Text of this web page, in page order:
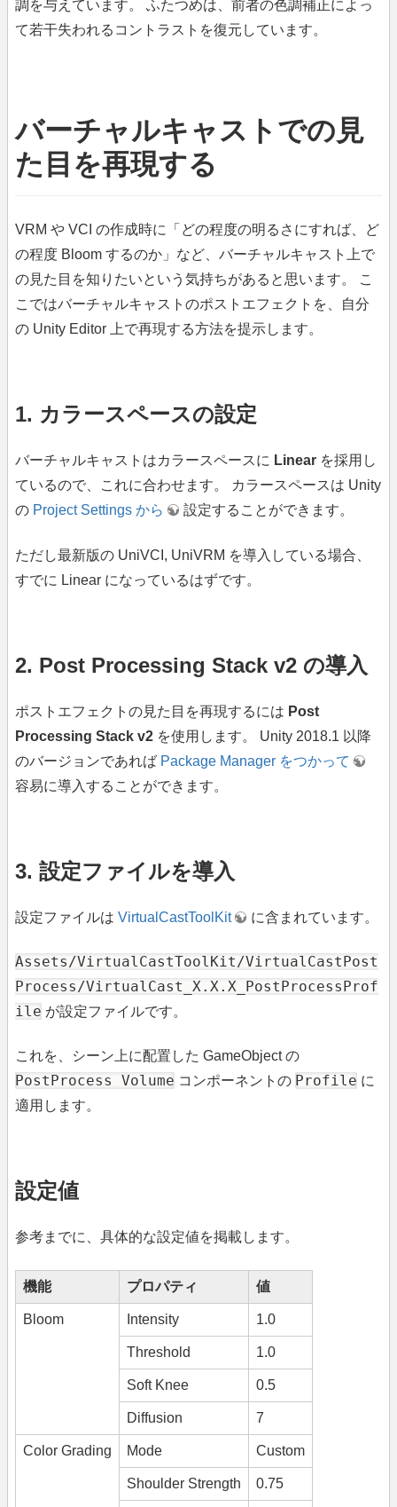
調を与えています。 ふたつめは、前者の色調補正によっ
て若干失われるコントラストを復元しています。
バーチャルキャストでの見
た目を再現する
VRM や VCI の作成時に「どの程度の明るさにすれば、ど
の程度 Bloom するのか」など、バーチャルキャスト上で
の見た目を知りたいという気持ちがあると思います。 こ
こではバーチャルキャストのポストエフェクトを、自分
の Unity Editor 上で再現する方法を提示します。
1. カラースペースの設定
バーチャルキャストはカラースペースに Linear を採用し
ているので、これに合わせます。 カラースペースは Unity
の Project Settings から 設定することができます。
ただし最新版の UniVCI, UniVRM を導入している場合、
すでに Linear になっているはずです。
2. Post Processing Stack v2 の導入
ポストエフェクトの見た目を再現するには Post
Processing Stack v2 を使用します。 Unity 2018.1 以降
のバージョンであれば Package Manager をつかって
容易に導入することができます。
3. 設定ファイルを導入
設定ファイルは VirtualCastToolKit に含まれています。
Assets/VirtualCastToolKit/VirtualCastPost
Process/VirtualCast_X.X.X_PostProcessProf
ile が設定ファイルです。
これを、シーン上に配置した GameObject の
PostProcess Volume コンポーネントの Profile に
適用します。
設定値
参考までに、具体的な設定値を掲載します。
機能 プロパティ 値
Bloom Intensity 1.0
Threshold 1.0
Soft Knee 0.5
Diffusion 7
Color Grading Mode Custom
Shoulder Strength 0.75